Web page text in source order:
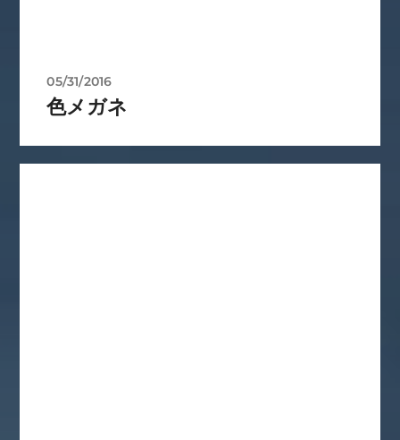
05/31/2016
色メガネ